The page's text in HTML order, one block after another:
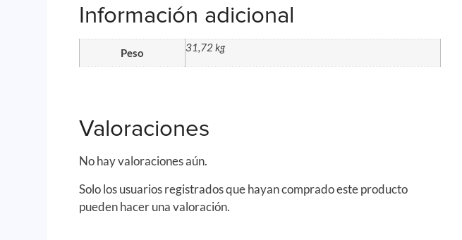
Información adicional
Peso 31,72 kg
Valoraciones
No hay valoraciones aún.
Solo los usuarios registrados que hayan comprado este producto
pueden hacer una valoración.